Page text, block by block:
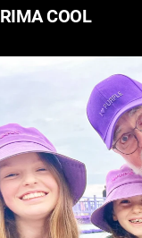
COOL